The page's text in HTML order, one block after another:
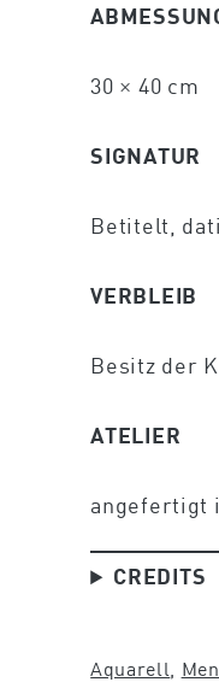
30 × 40 cm
SIGNATUR
Betitelt,
VERBLEIB
Besitz der
ATELIER
angefertigt
CREDITS
Aquarell